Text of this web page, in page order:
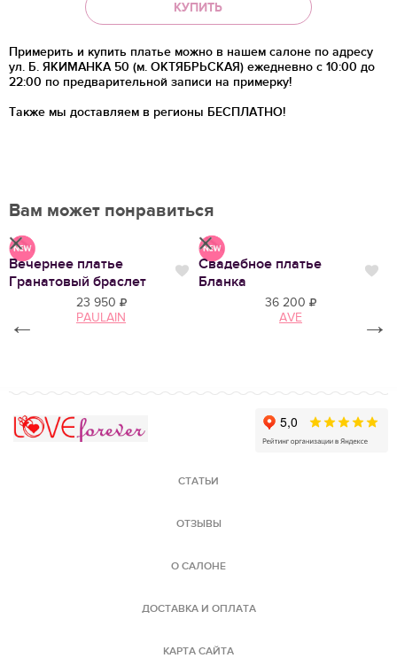
КУПИТЬ
Примерить и купить платье можно в нашем салоне по адресу
ул. Б. ЯКИМАНКА 50 (м. ОКТЯБРЬСКАЯ) ежедневно с 10:00 до
22:00 по предварительной записи на примерку!
Также мы доставляем в регионы БЕСПЛАТНО!
Вам может понравиться
Нравится
Вечернее платье
Гранатовый браслет
Нравится
23 950
PAULAIN
Свадебное платье
Бланка
36 200
AVE
← →
СТАТЬИ
ОТЗЫВЫ
О САЛОНЕ
ДОСТАВКА И ОПЛАТА
КАРТА САЙТА